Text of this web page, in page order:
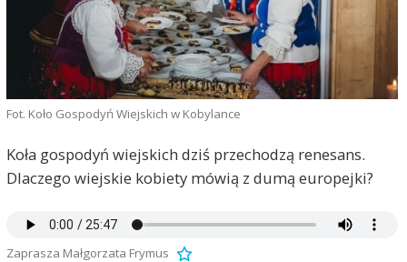
Fot. Koło Gospodyń Wiejskich w Kobylance
Koła gospodyń wiejskich dziś przechodzą renesans.
Dlaczego wiejskie kobiety mówią z dumą europejki?
Zaprasza Małgorzata Frymus